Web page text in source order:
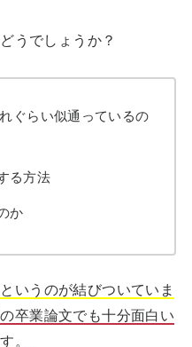
うでしょうか？
ぐらい似通っているの
る方法
か
いうのが結びついていま
卒業論文でも十分面白い
。